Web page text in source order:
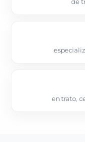
en trato,